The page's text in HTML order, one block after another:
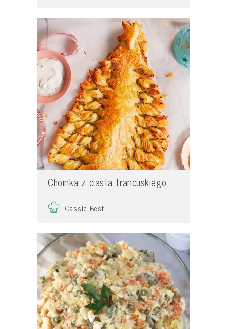
Choinka z ciasta francuskiego
Cassie Best